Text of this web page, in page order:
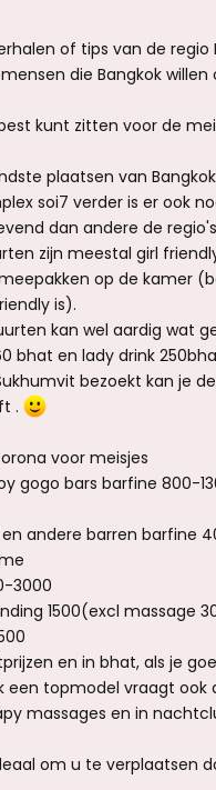
of tips van de regio
die Bangkok willen
kunt zitten voor de
plaatsen van
soi7 verder is er ook
dan andere de
zijn meestal girl
op de kamer
is).
kan wel aardig wat
bhat en lady drink
bezoekt kan je
.
voor meisjes
gogo bars barfine 800-
andere barren barfine
3000
1500(excl massage
en in bhat, als je
een topmodel vraagt ook
massages en in
om u te verplaatsen